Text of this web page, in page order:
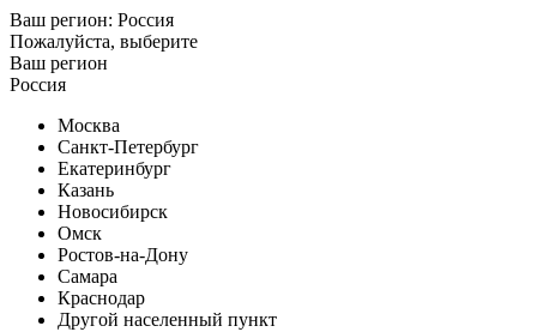
Ваш регион: Россия
Пожалуйста, выберите
Ваш регион
Россия
Москва
Санкт-Петербург
Екатеринбург
Казань
Новосибирск
Омск
Ростов-на-Дону
Самара
Краснодар
Другой населенный пункт